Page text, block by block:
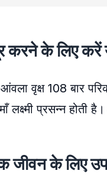
करने के लिए
आंवला वृक्ष 108 बार
प्रसन्न होती है।
जीवन के लिए